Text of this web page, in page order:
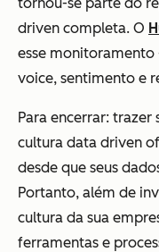
driven completa. O
esse
voice, sentimento e
Para encerrar: trazer
cultura data driven
desde que seus
Portanto, além de
cultura da sua
ferramentas e